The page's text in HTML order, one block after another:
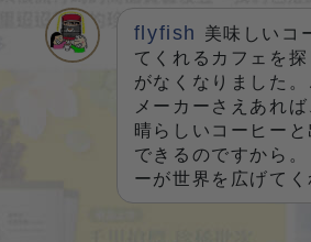
flyfish
美味しいコ
てくれるカフェを
がなくなりました
メーカーさえあれ
晴らしいコーヒー
できるのですから。
ーが世界を広げてく